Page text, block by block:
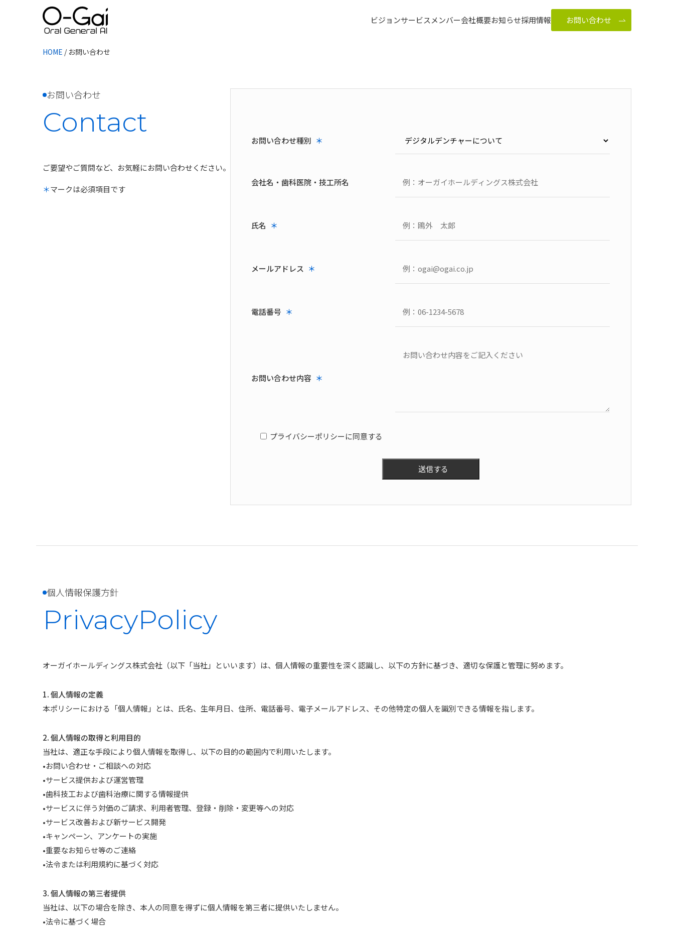
ビジョンサービスメンバー会社概要お知らせ採用情報 お問い合わせ
HOME / お問い合わせ
お問い合わせ
Contact
ご要望やご質問など、お気軽にお問い合わせください。
＊マークは必須項目です
お問い合わせ種別 ＊
会社名・歯科医院・技工所名
氏名 ＊
メールアドレス ＊
電話番号 ＊
お問い合わせ内容 ＊
プライバシーポリシーに同意する
個人情報保護方針
PrivacyPolicy
オーガイホールディングス株式会社（以下「当社」といいます）は、個人情報の重要性を深く認識し、以下の方針に基づき、適切な保護と管理に努めます。
1. 個人情報の定義
本ポリシーにおける「個人情報」とは、氏名、生年月日、住所、電話番号、電子メールアドレス、その他特定の個人を識別できる情報を指します。
2. 個人情報の取得と利用目的
当社は、適正な手段により個人情報を取得し、以下の目的の範囲内で利用いたします。
•お問い合わせ・ご相談への対応
•サービス提供および運営管理
•歯科技工および歯科治療に関する情報提供
•サービスに伴う対価のご請求、利用者管理、登録・削除・変更等への対応
•サービス改善および新サービス開発
•キャンペーン、アンケートの実施
•重要なお知らせ等のご連絡
•法令または利用規約に基づく対応
3. 個人情報の第三者提供
当社は、以下の場合を除き、本人の同意を得ずに個人情報を第三者に提供いたしません。
•法令に基づく場合